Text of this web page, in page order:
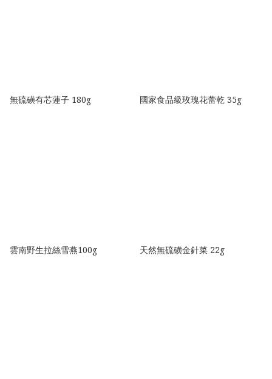
無硫磺有芯蓮子 180g 國家食品級玫瑰花蕾乾 35g
雲南野生拉絲雪燕100g 天然無硫磺金針菜 22g